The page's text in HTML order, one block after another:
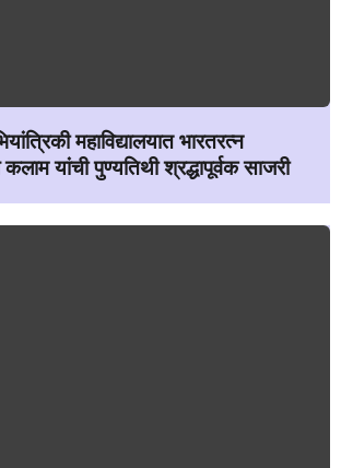
महाविद्यालयात भारतरत्न
यांची पुण्यतिथी श्रद्धापूर्वक साजरी